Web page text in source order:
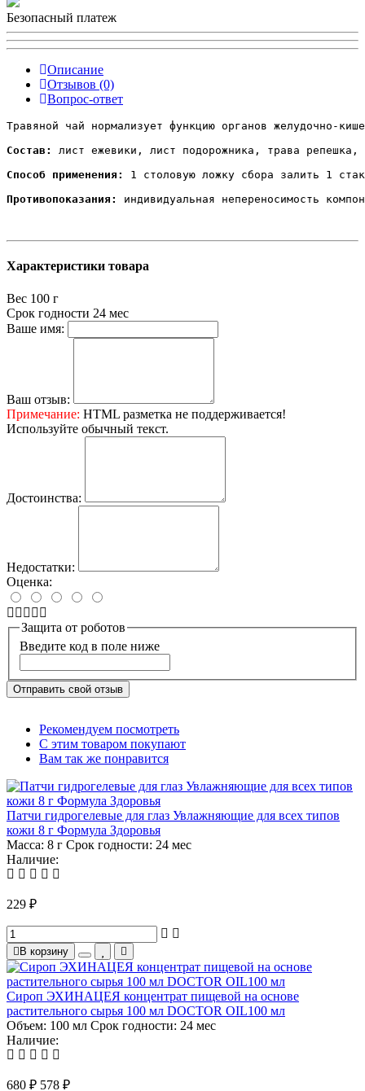
Безопасный платеж
Описание
Отзывов (0)
Вопрос-ответ
Травяной чай нормализует функцию органов желудочно-
Состав:
лист ежевики, лист подорожника, трава
Способ применения:
1 столовую ложку сбора залить 1
Противопоказания:
индивидуальная непереносимость
Характеристики товара
Вес 100 г
Срок годности 24 мес
Ваше имя:
Ваш отзыв:
Примечание: HTML разметка не поддерживается!
Используйте обычный текст.
Достоинства:
Недостатки:
Оценка:
Защита от роботов
Введите код в поле ниже
Отправить свой отзыв
Рекомендуем посмотреть
С этим товаром покупают
Вам так же понравится
Патчи гидрогелевые для глаз Увлажняющие для всех типов
кожи 8 г Формула Здоровья
Масса: 8 г Срок годности: 24 мес
Наличие:
229 ₽
В корзину
Сироп ЭХИНАЦЕЯ концентрат пищевой на основе
растительного сырья 100 мл DOCTOR OIL100 мл
Объем: 100 мл Срок годности: 24 мес
Наличие:
680 ₽ 578 ₽